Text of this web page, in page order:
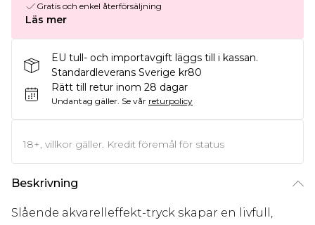
Gratis och enkel återförsäljning
Läs mer
EU tull- och importavgift läggs till i kassan.
Standardleverans Sverige kr80
Rätt till retur inom 28 dagar
Undantag gäller. Se vår returpolicy
18+, villkor gäller. Kredit föremål för status
Beskrivning
Slående akvarelleffekt-tryck skapar en livfull,